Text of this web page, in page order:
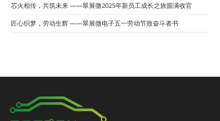
芯火相传，共筑未来 ——翠展微2025年新员工成长之旅圆满收官
匠心织梦，劳动生辉 ——翠展微电子五一劳动节致奋斗者书